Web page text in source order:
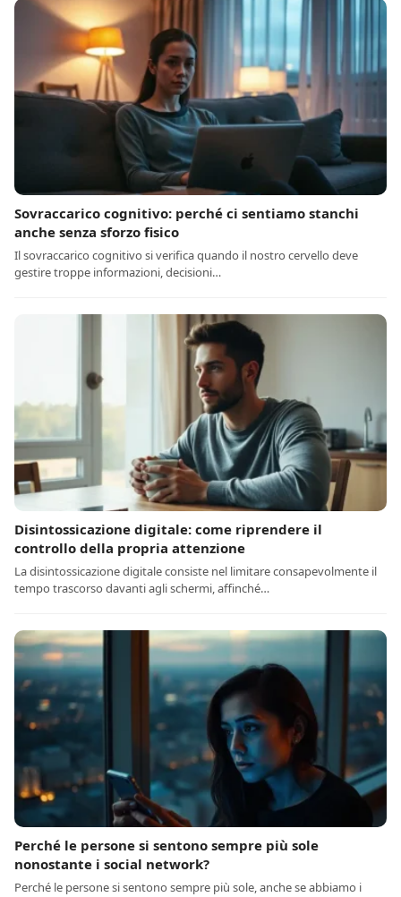
Sovraccarico cognitivo: perché ci sentiamo stanchi
anche senza sforzo fisico
Il sovraccarico cognitivo si verifica quando il nostro cervello deve
gestire troppe informazioni, decisioni…
Disintossicazione digitale: come riprendere il
controllo della propria attenzione
La disintossicazione digitale consiste nel limitare consapevolmente il
tempo trascorso davanti agli schermi, affinché…
Perché le persone si sentono sempre più sole
nonostante i social network?
Perché le persone si sentono sempre più sole, anche se abbiamo i